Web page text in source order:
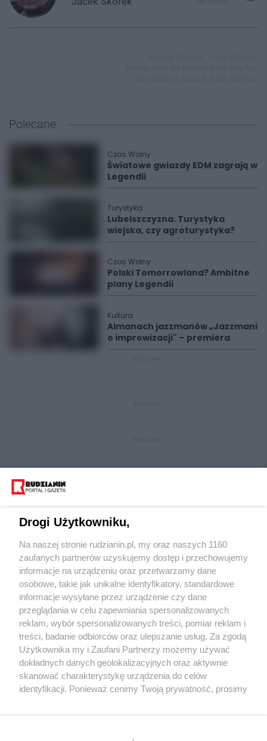
Polecane
Czas Wolny
Światowe gwiazdy EDM zagrają w
Legendii
Turystyka
Lubelszczyzna. Turystyka
wiejska, czy agroturystyka?
Czas Wolny
Polski Tomorrowland? Ambitne
plany Legendii
Kultura
Almanach jazzmanów „Jazzmani
o improwizacji" – premiera
Wydawca mediów lokalnych
Nie zapomnij
zapoznać się z:
polityką prywatności regulamin korzystania z portali
Twojemiasto
Piekary Śląskie
Chorzów
Tarnowskie Góry
Skontakuj sięz nami
Kontakt
Wydawca
Redakcja
Drogi Użytkowniku,
Na naszej stronie rudzianin.pl, my oraz naszych 1160
zaufanych partnerów uzyskujemy dostęp i przechowujemy
informacje na urządzeniu oraz przetwarzamy dane
osobowe, takie jak unikalne identyfikatory, standardowe
informacje wysyłane przez urządzenie czy dane
przeglądania w celu zapewniania spersonalizowanych
reklam, wybór spersonalizowanych treści, pomiar reklam i
treści, badanie odbiorców oraz ulepszanie usług. Za zgodą
Użytkownika my i Zaufani Partnerzy możemy używać
dokładnych danych geolokalizacyjnych oraz aktywnie
skanować charakterystykę urządzenia do celów
identyfikacji. Ponieważ cenimy Twoją prywatność, prosimy